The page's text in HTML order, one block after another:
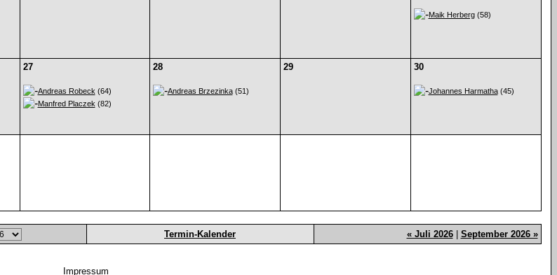
Maik Herberg(58)
27
Andreas Robeck (64)
Manfred Placzek (82)
28
Andreas Brzezinka(51)
29 30
Johannes Harmatha(45)
Termin-Kalender « Juli 2026| September 2026 »
Impressum